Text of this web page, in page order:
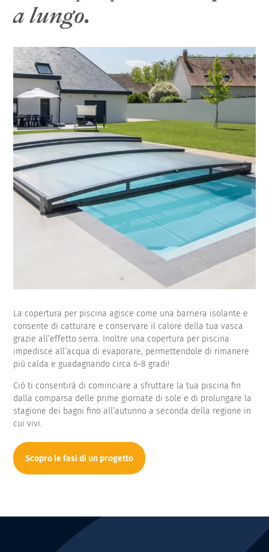
a lungo.
La copertura per piscina agisce come una barriera isolante e
consente di catturare e conservare il calore della tua vasca
grazie all’effetto serra. Inoltre una copertura per piscina
impedisce all’acqua di evaporare, permettendole di rimanere
più calda e guadagnando circa 6-8 gradi!
Ciò ti consentirà di cominciare a sfruttare la tua piscina fin
dalla comparsa delle prime giornate di sole e di prolungare la
stagione dei bagni fino all’autunno a seconda della regione in
cui vivi.
Scopro le fasi di un progetto
Copertura per piscina alta, curva e